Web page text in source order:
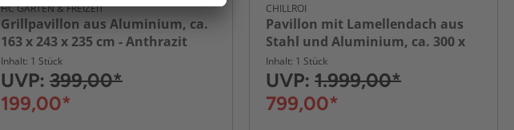
HC GARTEN & FREIZEIT
Grillpavillon aus Aluminium, ca.
163 x 243 x 235 cm - Anthrazit
Inhalt: 1 Stück
UVP: 399,00*
199,00*
CHILLROI
Pavillon mit Lamellendach aus
Stahl und Aluminium, ca. 300 x
300 x 240 cm - Anthrazit
Inhalt: 1 Stück
UVP: 1.999,00*
799,00*